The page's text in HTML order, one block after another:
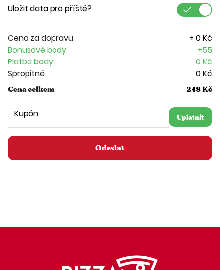
Uložit data pro příště?
Cena za dopravu
+ 0 Kč
Bonusové body
+55
Platba body
0 Kč
Spropitné
0 Kč
Cena celkem 248 Kč
Kupón Uplatnit
Odeslat